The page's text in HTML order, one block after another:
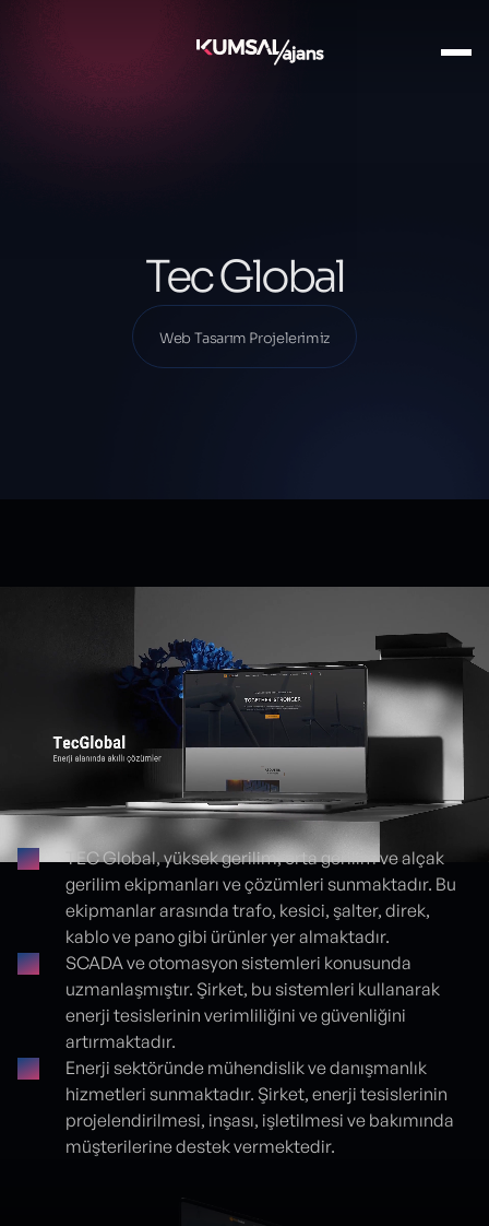
Projelerimiz
Web Tasarım Projelerimiz
Tec Global
Web Tasarım Projelerimiz
Proje detayları
TEC Global, yüksek gerilim, orta gerilim ve alçak
gerilim ekipmanları ve çözümleri sunmaktadır. Bu
ekipmanlar arasında trafo, kesici, şalter, direk,
kablo ve pano gibi ürünler yer almaktadır.
SCADA ve otomasyon sistemleri konusunda
uzmanlaşmıştır. Şirket, bu sistemleri kullanarak
enerji tesislerinin verimliliğini ve güvenliğini
artırmaktadır.
Enerji sektöründe mühendislik ve danışmanlık
hizmetleri sunmaktadır. Şirket, enerji tesislerinin
projelendirilmesi, inşası, işletilmesi ve bakımında
müşterilerine destek vermektedir.